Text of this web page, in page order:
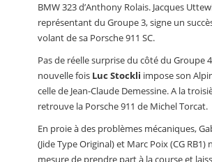
BMW 323 d’Anthony Rolais. Jacques
représentant du Groupe 3, signe un
volant de sa Porsche 911 SC.
Pas de réelle surprise du côté du Groupe
nouvelle fois Luc Stockli impose son
celle de Jean-Claude Demessine. A la
retrouve la Porsche 911 de Michel Torcat.
En proie à des problèmes mécaniques,
(Jide Type Original) et Marc Poix (CG RB1)
mesure de prendre part à la course et